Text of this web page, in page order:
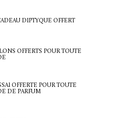
DIPTYQUE OFFERT
OFFERTS POUR TOUTE
OFFERTE POUR TOUTE
DE PARFUM